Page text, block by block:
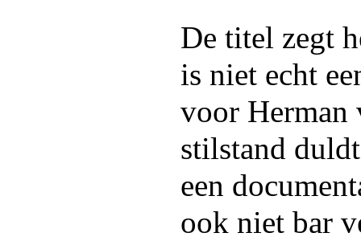
De titel zegt
is niet echt
voor Herman
stilstand
een
ook niet bar